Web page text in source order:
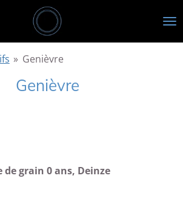
» Genièvre
Genièvre
de grain 0 ans, Deinze